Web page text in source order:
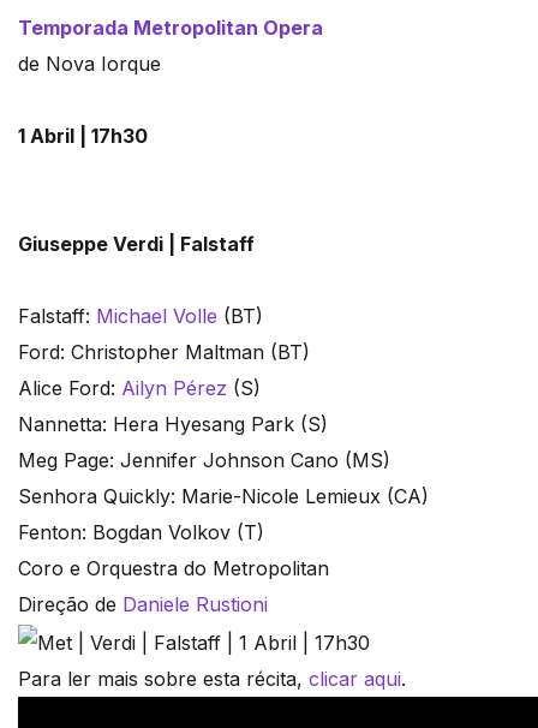
Temporada Metropolitan Opera
de Nova Iorque
1 Abril | 17h30
Giuseppe Verdi | Falstaff
Falstaff: Michael Volle (BT)
Ford: Christopher Maltman (BT)
Alice Ford: Ailyn Pérez (S)
Nannetta: Hera Hyesang Park (S)
Meg Page: Jennifer Johnson Cano (MS)
Senhora Quickly: Marie-Nicole Lemieux (CA)
Fenton: Bogdan Volkov (T)
Coro e Orquestra do Metropolitan
Direção de Daniele Rustioni
Para ler mais sobre esta récita, clicar aqui.